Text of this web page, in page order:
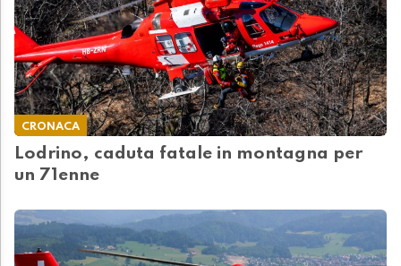
CRONACA
Lodrino, caduta fatale in montagna per
un 71enne